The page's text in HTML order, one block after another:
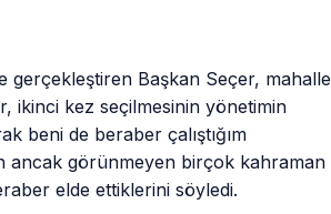
gerçekleştiren Başkan Seçer, mahalle
ikinci kez seçilmesinin yönetimin
beni de beraber çalıştığım
ancak görünmeyen birçok kahraman
elde ettiklerini söyledi.